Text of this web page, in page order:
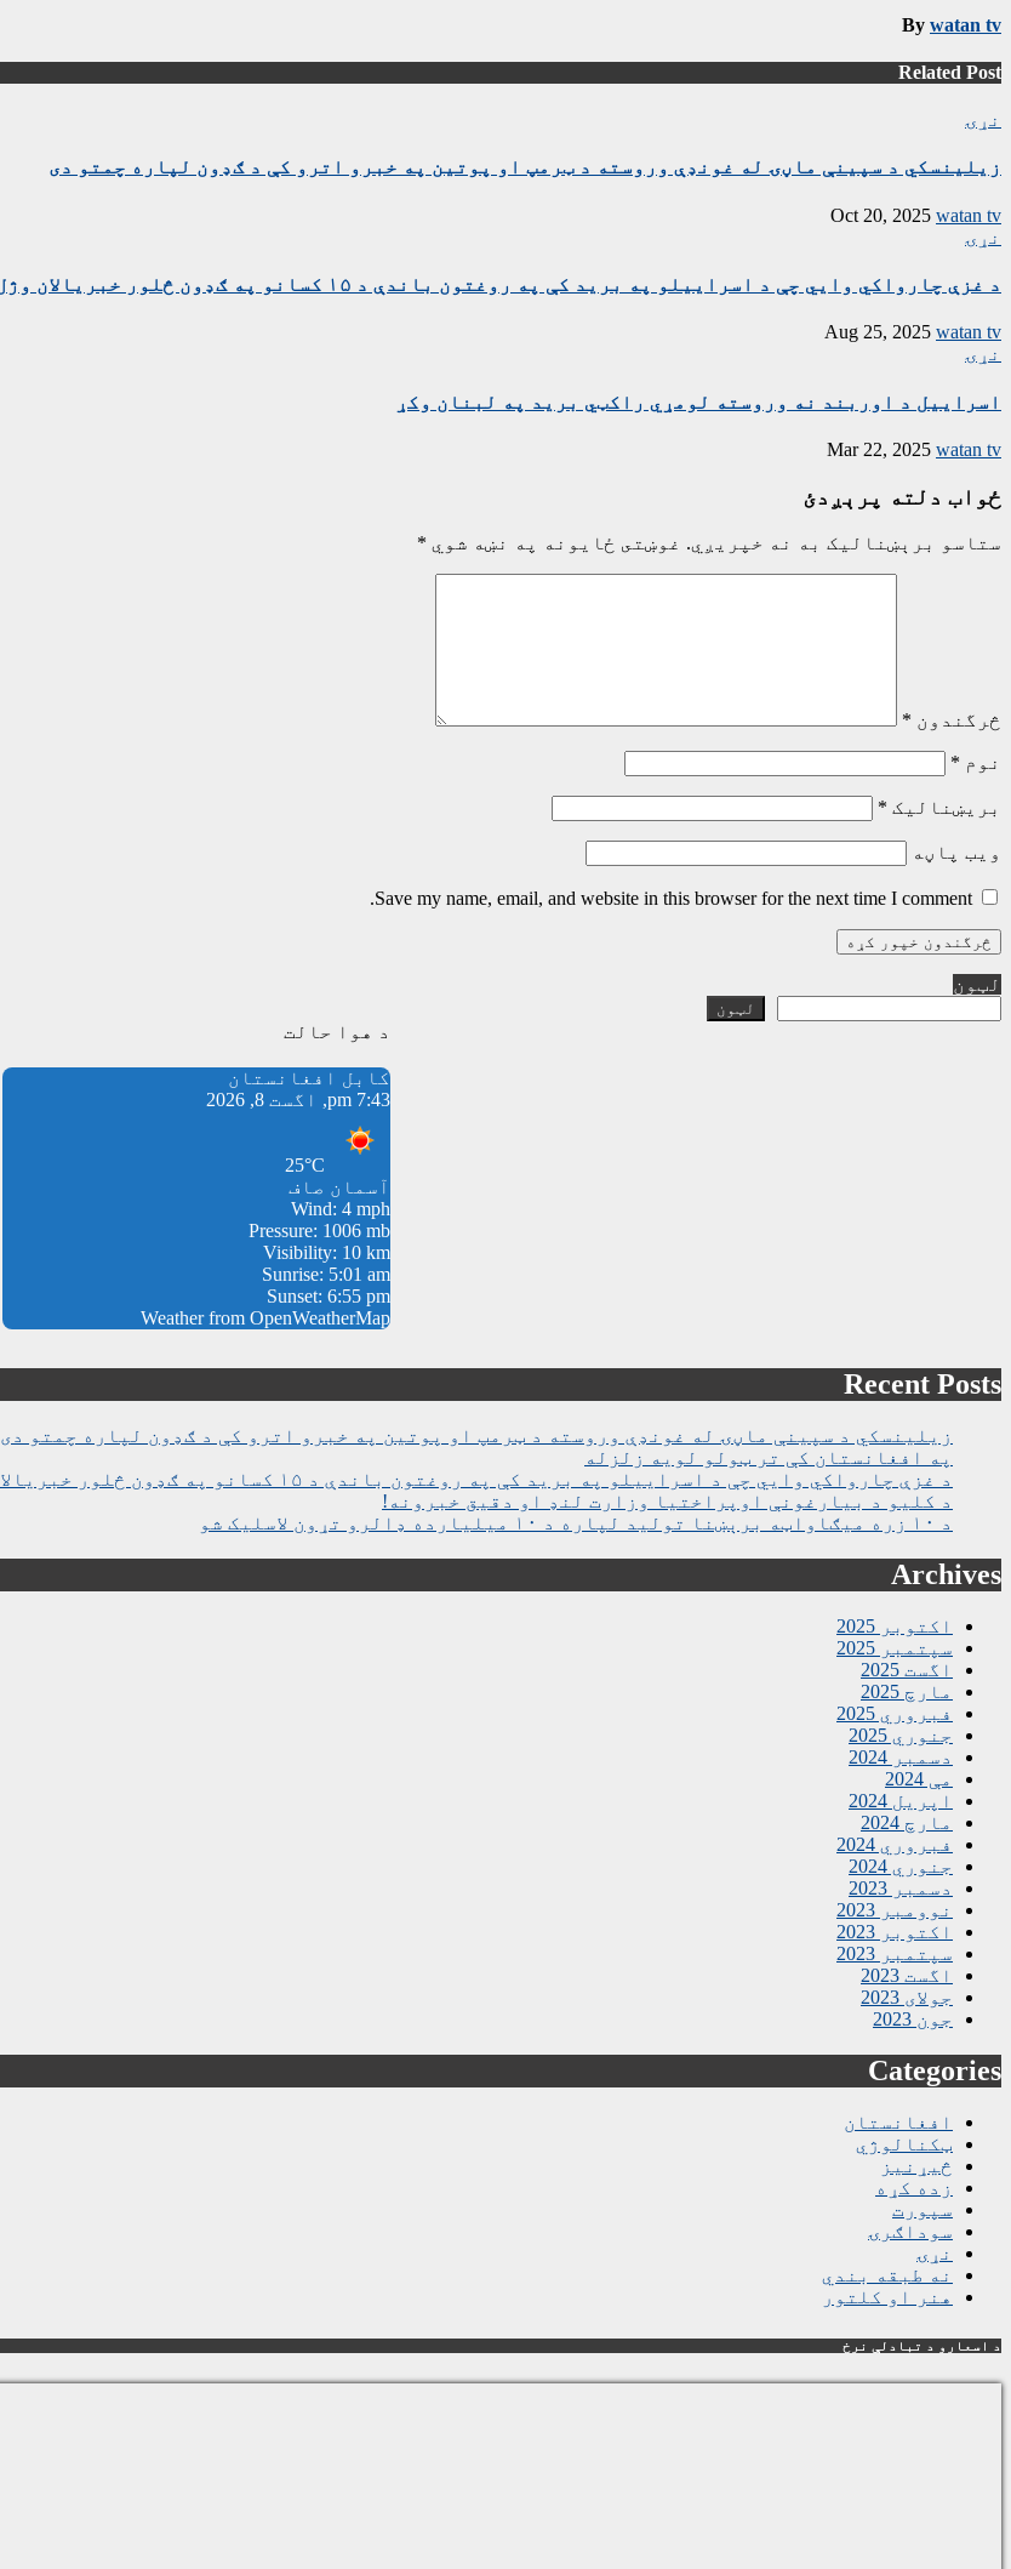
By watan tv
Related Post
نړۍ
زیلینسکي د سپینې ماڼۍ له غونډې وروسته د ټرمپ او پوتین په خبرو اترو کې د ګډون لپاره چمتو دی
Oct 20, 2025 watan tv
نړۍ
د غزې چارواکي وايي چې د اسراییلو په برید کې په روغتون باندې د ۱۵ کسانو په ګډون څلور خبریالان وژل شوي دي
Aug 25, 2025 watan tv
نړۍ
اسراییل د اوربند نه وروسته لومړي راکټي برید په لبنان وکړ
Mar 22, 2025 watan tv
ځواب دلته پرېږدئ
ستاسو برېښناليک به نه خپريږي. غوښتى ځایونه په نښه شوي *
څرگندون *
نوم *
بریښنالیک *
ویب پاڼه
Save my name, email, and website in this browser for the next time I comment.
لټون
لټون
د هوا حالت
کابل افغانستان
7:43 pm, اگست 8, 2026
25°C
آسمان صاف
Wind: 4 mph
Pressure: 1006 mb
Visibility: 10 km
Sunrise: 5:01 am
Sunset: 6:55 pm
Weather from OpenWeatherMap
Recent Posts
زیلینسکي د سپینې ماڼۍ له غونډې وروسته د ټرمپ او پوتین په خبرو اترو کې د ګډون لپاره چمتو دی
په افغانستان کې تر ټولو لویه زلزله
د غزې چارواکي وايي چې د اسراییلو په برید کې په روغتون باندې د ۱۵ کسانو په ګډون څلور خبریالان وژل شوي دي
د کلیو د بیارغونې اوپراختیا وزارت لنډ او دقیق خبرونه!
د ۱۰ زره میګاواټه برېښنا تولید لپاره د ۱۰ میلیارده ډالرو تړون لاسلیک شو
Archives
اکتوبر 2025
سپتمبر 2025
اگست 2025
مارچ 2025
فبروري 2025
جنوري 2025
دسمبر 2024
مې 2024
اپریل 2024
مارچ 2024
فبروري 2024
جنوري 2024
دسمبر 2023
نوومبر 2023
اکتوبر 2023
سپتمبر 2023
اگست 2023
جولای 2023
جون 2023
Categories
افغانستان
ټکنالوژي
څیړنیز
زده کړه
سپورت
سوداګرۍ
نړۍ
نه طبقه بندي
هنر او کلتور
د اسعارو د تبادلې نرخ